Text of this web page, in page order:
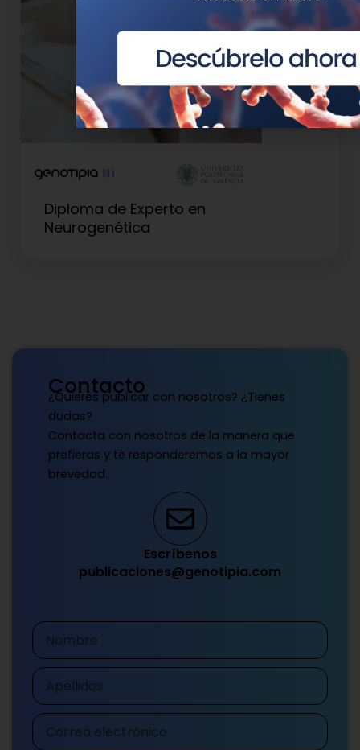
Diploma de Experto en
Neurogenética
Contacto
¿Quieres publicar con nosotros? ¿Tienes
dudas?
Contacta con nosotros de la manera que
prefieras y te responderemos a la mayor
brevedad.
Escríbenos
publicaciones@genotipia.com
Nombre
Apellidos
Correo
electrónico